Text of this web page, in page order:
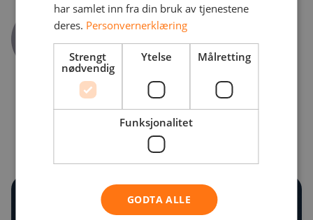
Forfatter
Erik Ramstad
Head of Network, Infrastructure &
CyberSecurity
Kontakt Oss
har samlet inn fra din bruk av tjenestene
deres. Personvernerklæring
Strengt
nødvendig
Ytelse Målretting
Funksjonalitet
GODTA ALLE